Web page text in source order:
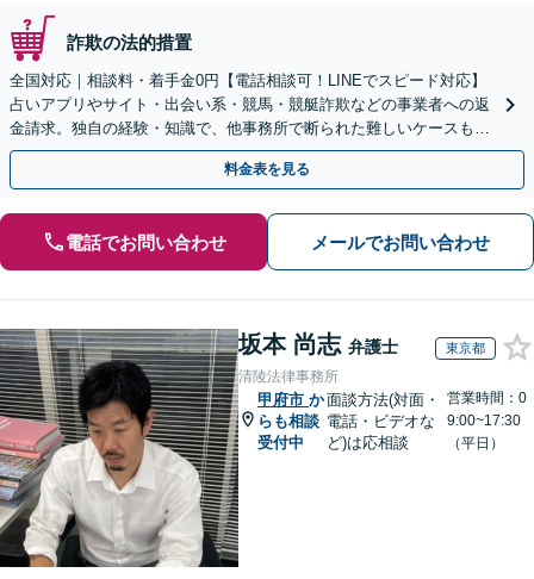
詐欺の法的措置
全国対応｜相談料・着手金0円【電話相談可！LINEでスピード対応】
占いアプリやサイト・出会い系・競馬・競艇詐欺などの事業者への返
金請求。独自の経験・知識で、他事務所で断られた難しいケースも解
決に導いた実績あり。まずはお気軽にご相談ください
料金表を見る
電話でお問い合わせ メールでお問い合わせ
坂本 尚志 弁護士 東京都
清陵法律事務所
甲府市 か
らも相談
受付中
面談方法(対面・
電話・ビデオな
ど)は応相談
営業時間：0
9:00~17:30
（平日）